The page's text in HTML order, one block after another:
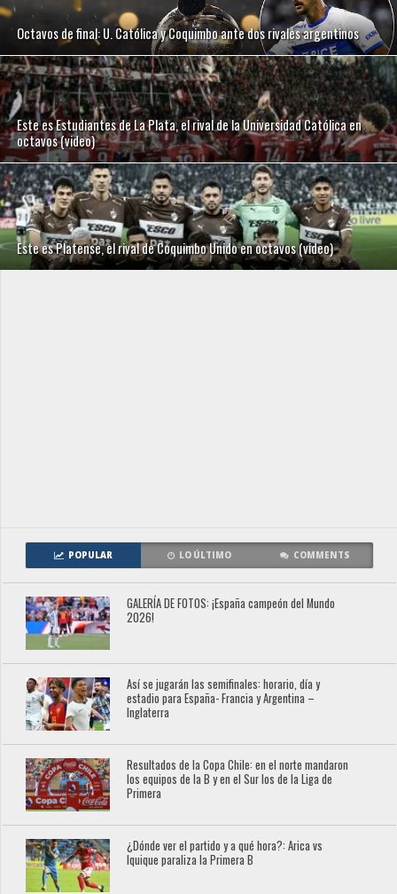
Octavos de final: U. Católica y Coquimbo ante dos rivales argentinos
Este es Estudiantes de La Plata, el rival de la Universidad Católica en
octavos (video)
Este es Platense, el rival de Coquimbo Unido en octavos (video)
POPULAR LO ÚLTIMO COMMENTS
GALERÍA DE FOTOS: ¡España campeón del Mundo
2026!
Así se jugarán las semifinales: horario, día y
estadio para España- Francia y Argentina –
Inglaterra
Resultados de la Copa Chile: en el norte mandaron
los equipos de la B y en el Sur los de la Liga de
Primera
¿Dónde ver el partido y a qué hora?: Arica vs
Iquique paraliza la Primera B